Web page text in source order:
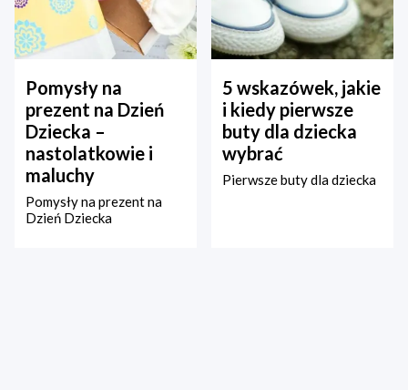
Pomysły na
prezent na Dzień
Dziecka –
nastolatkowie i
maluchy
Pomysły na prezent na
Dzień Dziecka
5 wskazówek, jakie
i kiedy pierwsze
buty dla dziecka
wybrać
Pierwsze buty dla dziecka